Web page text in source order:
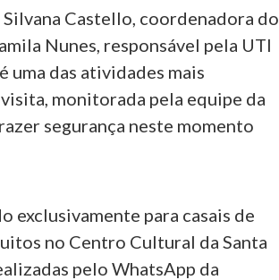
Castello, coordenadora do
Nunes, responsável pela UTI
uma das atividades mais
monitorada pela equipe da
segurança neste momento
exclusivamente para casais de
no Centro Cultural da Santa
pelo WhatsApp da